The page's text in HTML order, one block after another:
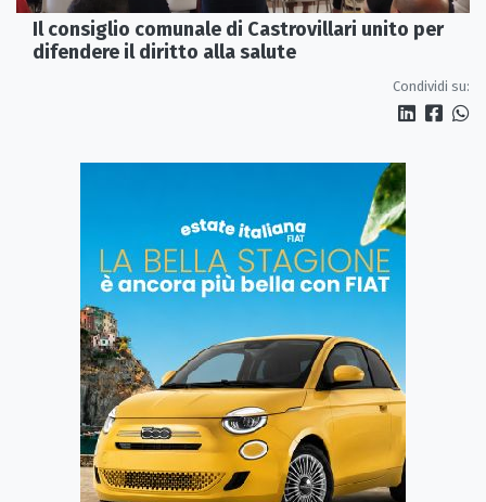
Il consiglio comunale di Castrovillari unito per
difendere il diritto alla salute
Condividi su: